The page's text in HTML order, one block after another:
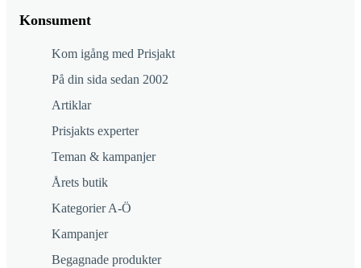
Konsument
Kom igång med Prisjakt
På din sida sedan 2002
Artiklar
Prisjakts experter
Teman & kampanjer
Årets butik
Kategorier A-Ö
Kampanjer
Begagnade produkter